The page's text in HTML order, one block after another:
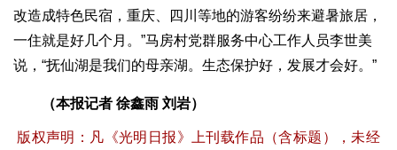
改造成特色民宿，重庆、四川等地的游客纷纷来避暑旅居，
一住就是好几个月。”马房村党群服务中心工作人员李世美
说，“抚仙湖是我们的母亲湖。生态保护好，发展才会好。”
（本报记者 徐鑫雨 刘岩）
版权声明：凡《光明日报》上刊载作品（含标题），未经